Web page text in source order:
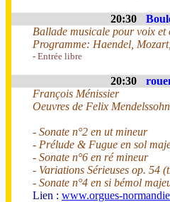
20:30
Ballade musicale pour voix
Programme: Haendel,
- Entrée libre
20:30
François Ménissier
Oeuvres de Felix
- Sonate n°2 en ut mineur
- Prélude & Fugue en sol
- Sonate n°6 en ré mineur
- Variations Sérieuses op. 54
- Sonate n°4 en si bémol
Lien : www.orgues-